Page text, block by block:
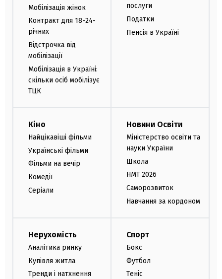
Мобілізація жінок
Контракт для 18-24-
річних
Відстрочка від
мобілізації
Мобілізація в Україні:
скільки осіб мобілізує
ТЦК
послуги
Податки
Пенсія в Україні
Кіно
Найцікавіші фільми
Українські фільми
Фільми на вечір
Комедії
Серіали
Новини Освіти
Міністерство освіти та
науки України
Школа
НМТ 2026
Саморозвиток
Навчання за кордоном
Нерухомість
Аналітика ринку
Купівля житла
Тренди і натхнення
Спорт
Бокс
Футбол
Теніс